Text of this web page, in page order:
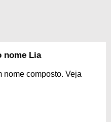
nome Lia
nome composto. Veja